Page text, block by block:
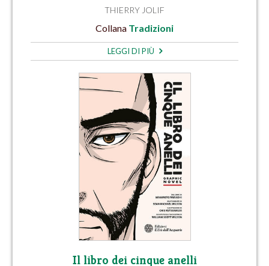
THIERRY JOLIF
Collana Tradizioni
LEGGI DI PIÙ
Il libro dei cinque anelli